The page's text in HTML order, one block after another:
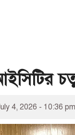
4, 2026 - 10:36 pm